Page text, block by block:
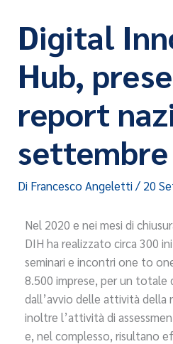
Digital
Hub,
report
Di Francesco Angeletti/20
Nel 2020 e nei mesi di
DIH ha realizzato circa 300
seminari e incontri one to
8.500 imprese, per un totale
dall’avvio delle attività della
inoltre l’attività di
e, nel complesso, risultano